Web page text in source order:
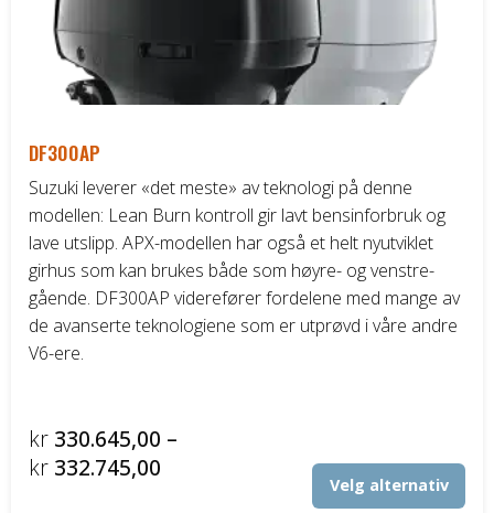
Kawasaki ATV/UTV
Hisun ATV / UTV
TGB ATV
BÅT OG BÅTMOTOR
Båter
Suzuki Båtmotor
DF300AP
Suzuki leverer «det meste» av teknologi på denne
modellen: Lean Burn kontroll gir lavt bensinforbruk og
lave utslipp. APX-modellen har også et helt nyutviklet
girhus som kan brukes både som høyre- og venstre-
gående. DF300AP viderefører fordelene med mange av
de avanserte teknologiene som er utprøvd i våre andre
V6-ere.
kr 330.645,00 –
kr 332.745,00Prisområde:
Velg alternativ